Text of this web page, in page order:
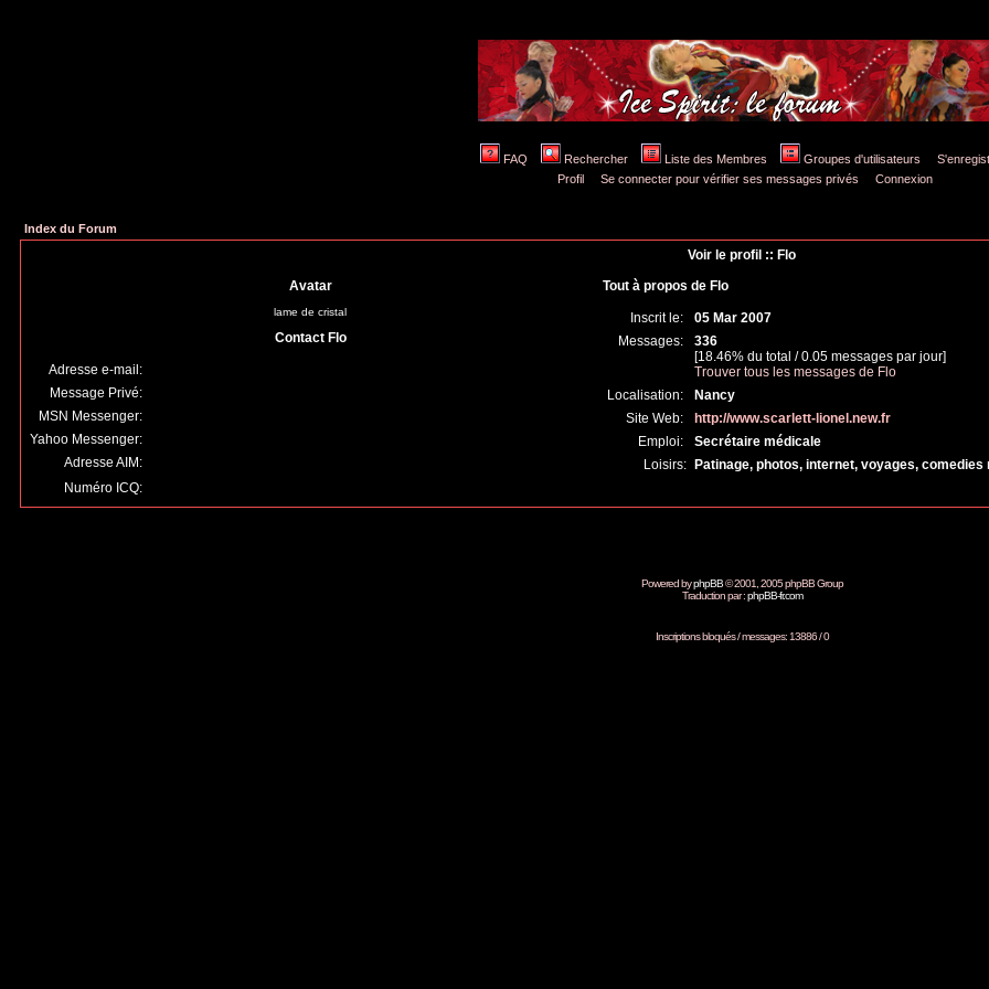
FAQ Rechercher Liste des Membres Groupes d'utilisateurs
Profil
Se connecter pour vérifier ses messages privés Connexion
Index du Forum
Voir le profil :: Flo
Avatar
Tout à propos de Flo
lame de cristal Inscrit le:
05 Mar 2007
Messages:
336
[18.46% du total / 0.05 messages par jour]
Trouver tous les messages de Flo
Localisation:
Nancy
Site Web:
http://www.scarlett-lionel.new.fr
Emploi:
Secrétaire médicale
Loisirs:
Patinage, photos, internet, voyages, comedies
Contact Flo
Adresse e-mail:
Message Privé:
MSN Messenger:
Yahoo Messenger:
Adresse AIM:
Numéro ICQ:
Powered byphpBB© 2001, 2005 phpBB Group
Traduction par :phpBB-fr.com
Inscriptions bloqués / messages: 13886 / 0